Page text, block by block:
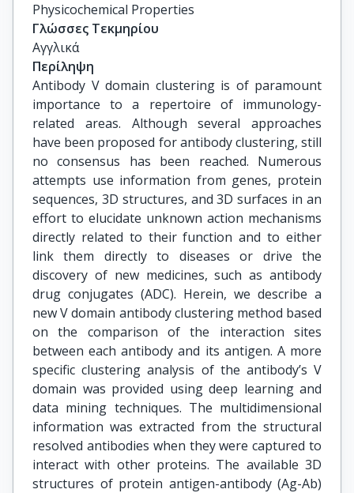
Physicochemical Properties
Γλώσσες Τεκμηρίου
Αγγλικά
Περίληψη
Antibody V domain clustering is of paramount
importance to a repertoire of immunology-
related areas. Although several approaches
have been proposed for antibody clustering, still
no consensus has been reached. Numerous
attempts use information from genes, protein
sequences, 3D structures, and 3D surfaces in an
effort to elucidate unknown action mechanisms
directly related to their function and to either
link them directly to diseases or drive the
discovery of new medicines, such as antibody
drug conjugates (ADC). Herein, we describe a
new V domain antibody clustering method based
on the comparison of the interaction sites
between each antibody and its antigen. A more
specific clustering analysis of the antibody’s V
domain was provided using deep learning and
data mining techniques. The multidimensional
information was extracted from the structural
resolved antibodies when they were captured to
interact with other proteins. The available 3D
structures of protein antigen-antibody (Ag-Ab)